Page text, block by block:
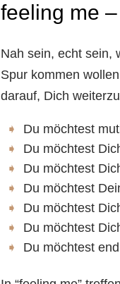
feeling me
Nah sein, echt sein,
Spur kommen
darauf, Dich
Du möchtest
Du möchtest
Du möchtest
Du möchtest
Du möchtest
Du möchtest
Du möchtest